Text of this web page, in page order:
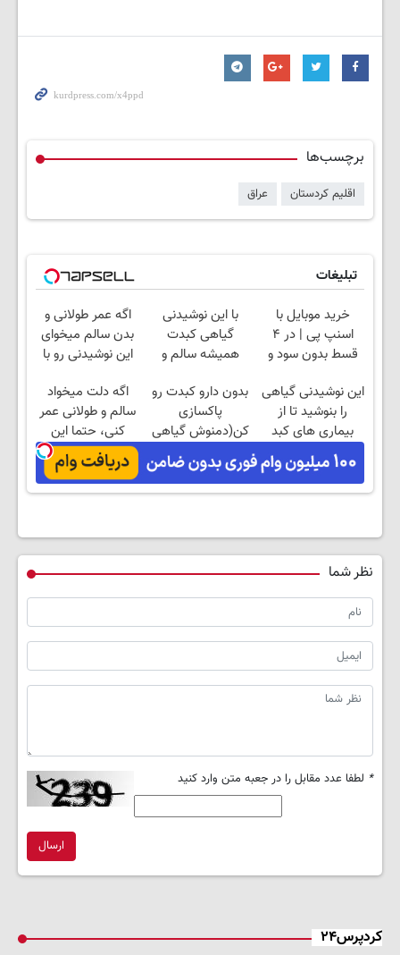
برچسب‌ها
اقلیم کردستان عراق
تبلیغات
خرید موبایل با
اسنپ پی | در ۴
قسط بدون سود و
با این نوشیدنی
گیاهی کبدت
همیشه سالم و
اگه عمر طولانی و
بدن سالم میخوای
این نوشیدنی رو با
این نوشیدنی گیاهی
را بنوشید تا از
بیماری های کبد
پیشگیری کنید
بدون دارو کبدت رو
پاکسازی
کن(دمنوش گیاهی
اگه دلت میخواد
سالم و طولانی عمر
کنی، حتما این
دمنوش رو بخر!
نظر شما
* لطفا عدد مقابل را در جعبه متن وارد کنید
ارسال
کردپرس۲۴